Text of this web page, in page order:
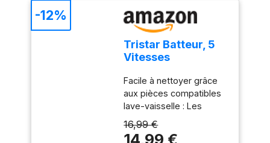
Tristar Batteur, 5
Vitesses
Design
Ergonomique,
Fouets et Crochets
Inox, Pièces
Compatibles Lave-
Facile à nettoyer grâce
aux pièces compatibles
lave-vaisselle : Les
accessoires en acier
inoxydable, comme les
16,99 €
-12%